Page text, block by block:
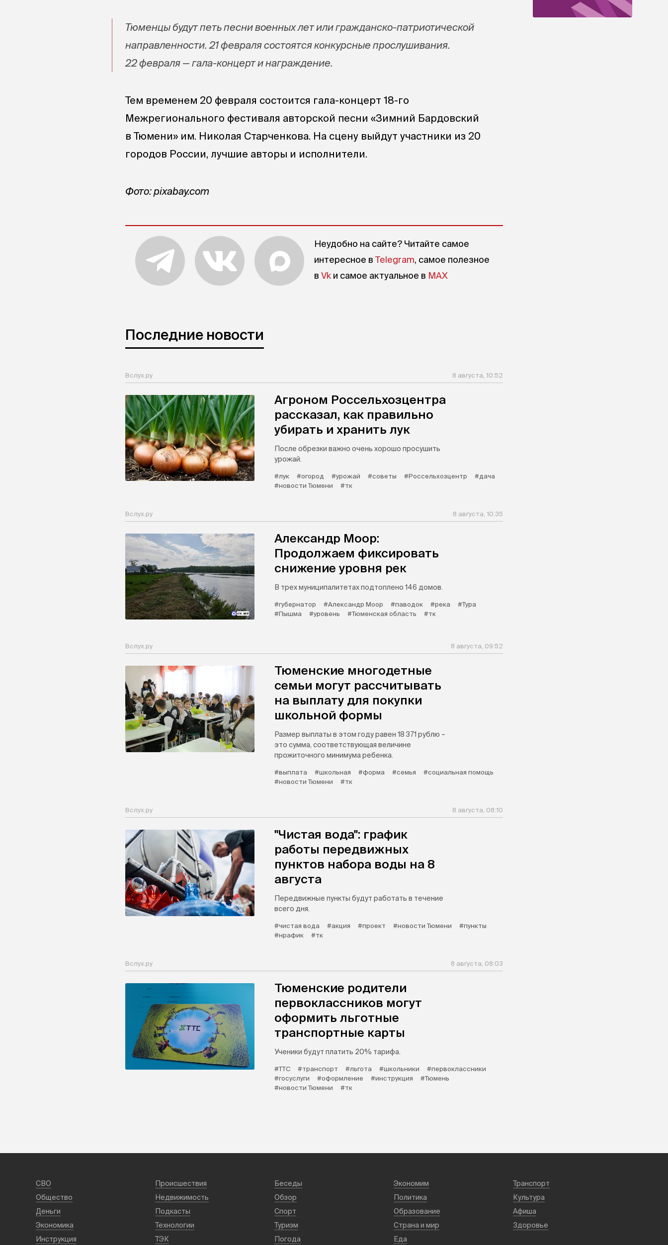
Тюменцы будут петь песни военных лет или гражданско-патриотической
направленности. 21 февраля состоятся конкурсные прослушивания.
22 февраля — гала-концерт и награждение.
Тем временем 20 февраля состоится гала-концерт 18-го
Межрегионального фестиваля авторской песни «Зимний Бардовский
в Тюмени» им. Николая Старченкова. На сцену выйдут участники из 20
городов России, лучшие авторы и исполнители.
Фото: pixabay.com
Неудобно на сайте? Читайте самое
интересное в Telegram, самое полезное
в Vk и самое актуальное в MAX
Последние новости
Вслух.ру 8 августа, 10:52
Агроном Россельхозцентра
рассказал, как правильно
убирать и хранить лук
После обрезки важно очень хорошо просушить
урожай.
#лук #огород #урожай #советы #Россельхозцентр
#дача
#новости Тюмени
#тк
Вслух.ру 8 августа, 10:35
Александр Моор:
Продолжаем фиксировать
снижение уровня рек
В трех муниципалитетах подтоплено 146 домов.
#губернатор #Александр Моор #паводок #река
#Тура
#Пышма
#уровень #Тюменская область #тк
Вслух.ру 8 августа, 09:52
Тюменские многодетные
семьи могут рассчитывать
на выплату для покупки
школьной формы
Размер выплаты в этом году равен 18 371 рублю –
это сумма, соответствующая величине
прожиточного минимума ребенка.
#выплата #школьная #форма #семья
#социальная помощь
#новости Тюмени
#тк
Вслух.ру 8 августа, 08:10
"Чистая вода": график
работы передвижных
пунктов набора воды на 8
августа
Передвижные пункты будут работать в течение
всего дня.
#чистая вода #акция #проект #новости Тюмени
#пункты
#нрафик
#тк
Вслух.ру 8 августа, 08:03
Тюменские родители
первоклассников могут
оформить льготные
транспортные карты
Ученики будут платить 20% тарифа.
#ТТС #транспорт #льгота #школьники
#первоклассники
#госуслуги
#оформление #инструкция
#Тюмень
#новости Тюмени
#тк
СВО Происшествия Беседы Экономим
Транспорт
Общество
Недвижимость Обзор Политика
Культура
Деньги
Подкасты Спорт Образование
Афиша
Экономика
Технологии Туризм Страна и мир
Здоровье
Инструкция
ТЭК Погода Еда